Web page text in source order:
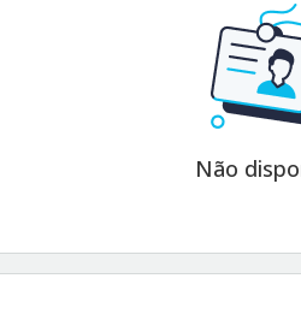
Não